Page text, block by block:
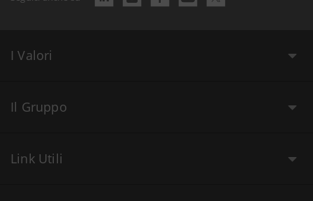
I Valori
Il Gruppo
Link Utili